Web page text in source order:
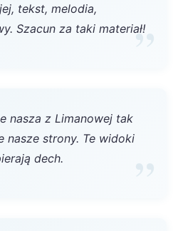
tekst, melodia,
Szacun za taki materiał!
nasza z Limanowej tak
nasze strony. Te widoki
dech.